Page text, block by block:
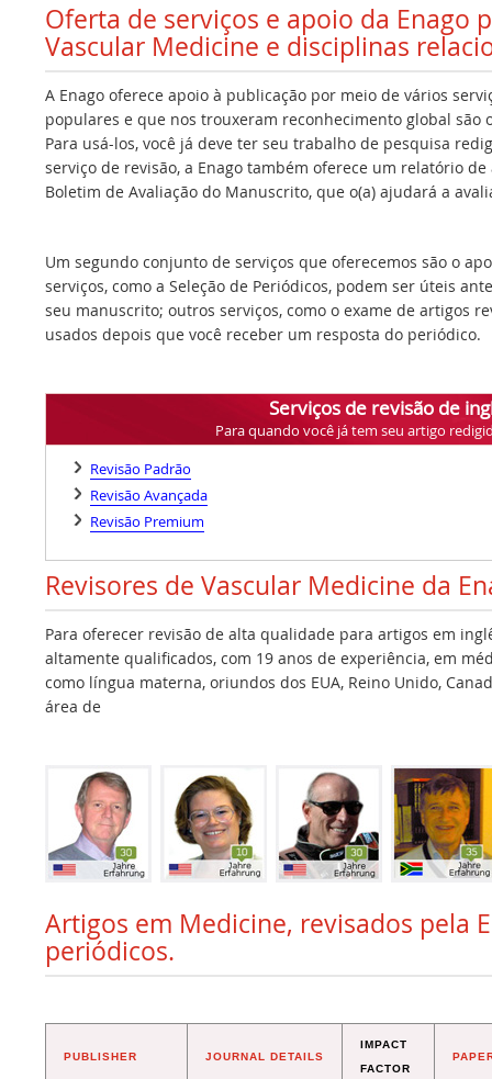
Oferta de serviços e apoio da Enago
Vascular Medicine e disciplinas
A Enago oferece apoio à publicação por meio de vários
populares e que nos trouxeram reconhecimento global são
Para usá-los, você já deve ter seu trabalho de pesquisa
serviço de revisão, a Enago também oferece um relatório
Boletim de Avaliação do Manuscrito, que o(a) ajudará a
Um segundo conjunto de serviços que oferecemos são o
serviços, como a Seleção de Periódicos, podem ser úteis
seu manuscrito; outros serviços, como o exame de artigos
usados depois que você receber um resposta do periódico.
Serviços de revisão de
Para quando você já tem seu artigo
Revisão Padrão
Revisão Avançada
Revisão Premium
Revisores de Vascular Medicine da
Para oferecer revisão de alta qualidade para artigos em
altamente qualificados, com 19 anos de experiência, em
como língua materna, oriundos dos EUA, Reino Unido,
área de
Artigos em Medicine, revisados pela
periódicos.
PUBLISHER JOURNAL DETAILS
IMPACT
FACTOR